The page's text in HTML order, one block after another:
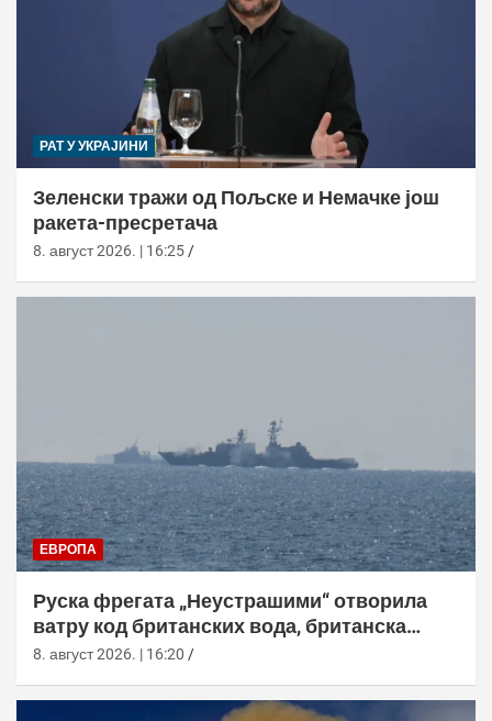
РАТ У УКРАЈИНИ
Зеленски тражи од Пољске и Немачке још
ракета-пресретача
8. август 2026. | 16:25
ЕВРОПА
Руска фрегата „Неустрашими“ отворила
ватру код британских вода, британска
морнарица појачала праћење
8. август 2026. | 16:20